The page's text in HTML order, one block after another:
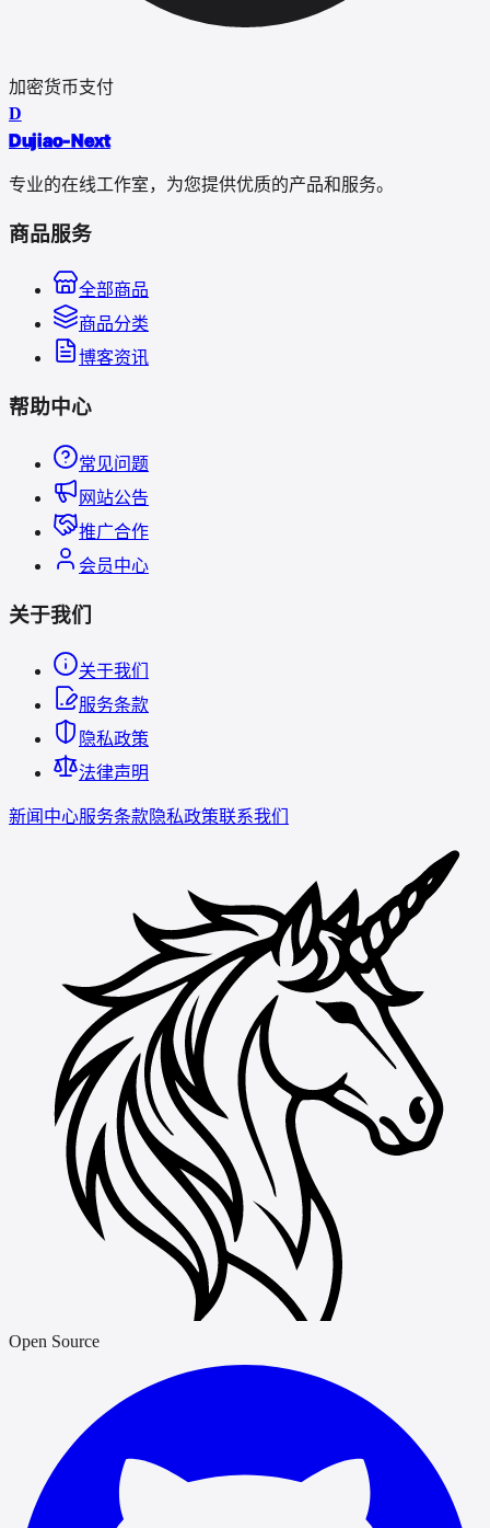
加密货币支付
D
Dujiao-Next
专业的在线工作室，为您提供优质的产品和服务。
商品服务
全部商品
商品分类
博客资讯
帮助中心
常见问题
网站公告
推广合作
会员中心
关于我们
关于我们
服务条款
隐私政策
法律声明
新闻中心服务条款隐私政策联系我们
Open Source